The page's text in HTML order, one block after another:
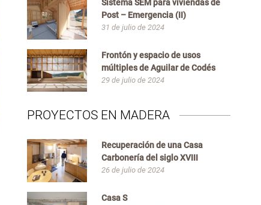
Sistema SEM para viviendas de
Post – Emergencia (II)
31 de julio de 2024
Frontón y espacio de usos
múltiples de Aguilar de Codés
29 de julio de 2024
PROYECTOS EN MADERA
Recuperación de una Casa
Carbonería del siglo XVIII
26 de julio de 2024
Casa S